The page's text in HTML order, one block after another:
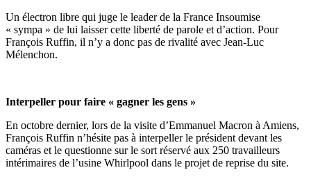
Un électron libre qui juge le leader de la France Insoumise
« sympa » de lui laisser cette liberté de parole et d’action. Pour
François Ruffin, il n’y a donc pas de rivalité avec Jean-Luc
Mélenchon.
Interpeller pour faire « gagner les gens »
En octobre dernier, lors de la visite d’Emmanuel Macron à Amiens,
François Ruffin n’hésite pas à interpeller le président devant les
caméras et le questionne sur le sort réservé aux 250 travailleurs
intérimaires de l’usine Whirlpool dans le projet de reprise du site.